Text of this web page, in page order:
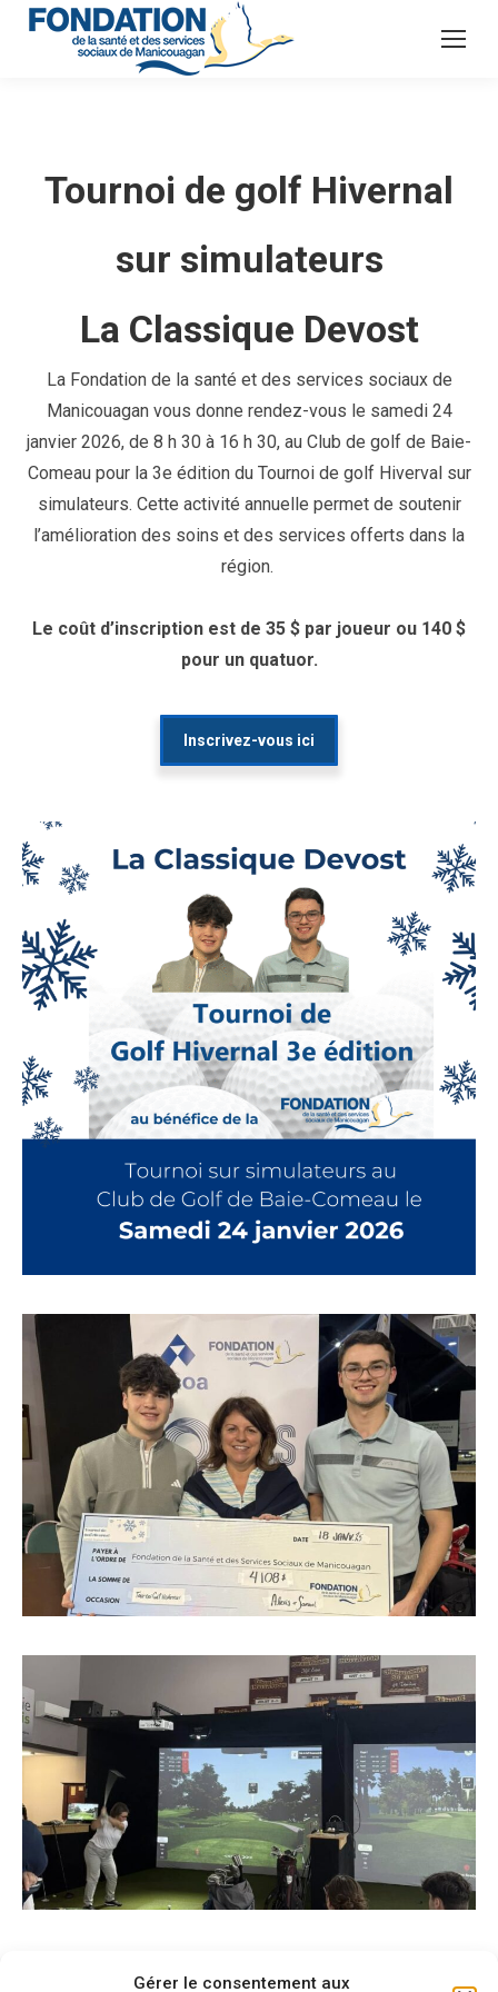
Gérer le consentement aux
Tournoi de golf Hivernal
sur simulateurs
La Classique Devost
La Fondation de la santé et des services sociaux de
Manicouagan vous donne rendez-vous le samedi 24
janvier 2026, de 8 h 30 à 16 h 30, au Club de golf de Baie-
Comeaupour la 3e édition du Tournoi de golf Hivervalsur
simulateurs. Cette activité annuelle permet de soutenir
l’amélioration des soins et des services offerts dans la
région.
Le coût d’inscription est de 35 $ par joueur ou 140 $
pour un quatuor.
Inscrivez-vous ici